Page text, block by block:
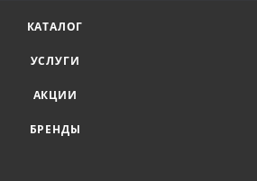
КАТАЛОГ
УСЛУГИ
АКЦИИ
БРЕНДЫ